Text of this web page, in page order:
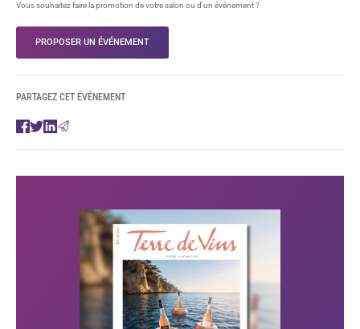
Vous souhaitez faire la promotion de votre salon ou d'un événement ?
PROPOSER UN ÉVÉNEMENT
PARTAGEZ CET ÉVÉNEMENT